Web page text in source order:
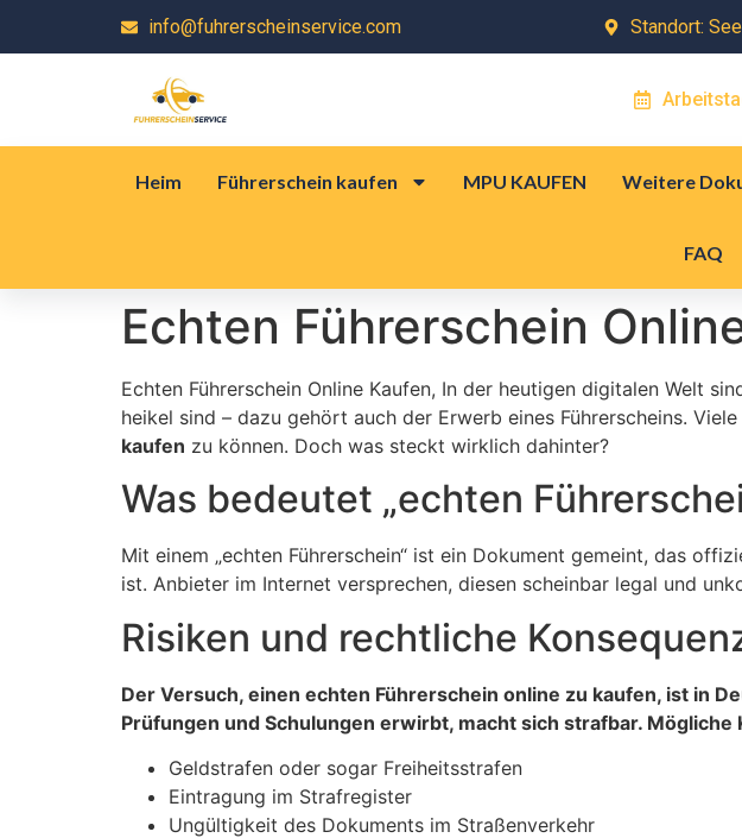
Dienstleistungen
info@fuhrerscheinservice.com Standort:
Heim Führerschein kaufen MPU KAUFEN Weitere
FAQ
Echten Führerschein
Echten Führerschein Online Kaufen, In der heutigen digitalen Welt
heikel sind – dazu gehört auch der Erwerb eines Führerscheins.
kaufen zu können. Doch was steckt wirklich dahinter?
Was bedeutet „echten
Mit einem „echten Führerschein“ ist ein Dokument gemeint, das
ist. Anbieter im Internet versprechen, diesen scheinbar legal und
Risiken und rechtliche
Der Versuch, einen echten Führerschein online zu kaufen, ist in
Prüfungen und Schulungen erwirbt, macht sich strafbar. Mögliche
Geldstrafen oder sogar Freiheitsstrafen
Eintragung im Strafregister
Ungültigkeit des Dokuments im Straßenverkehr